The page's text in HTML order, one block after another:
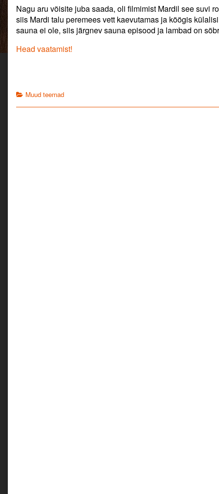
Nagu aru võisite juba saada, oli filmimist Mardil see suvi
siis Mardi talu peremees vett kaevutamas ja köögis
sauna ei ole, siis järgnev sauna episood ja lambad on
Head vaatamist!
Categories
Muud teemad